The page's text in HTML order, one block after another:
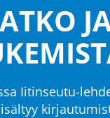
Iitinseutu-